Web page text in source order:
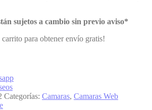
sujetos a cambio sin previo aviso*
carrito para obtener envío gratis!
Categorías: Camaras, Camaras Web